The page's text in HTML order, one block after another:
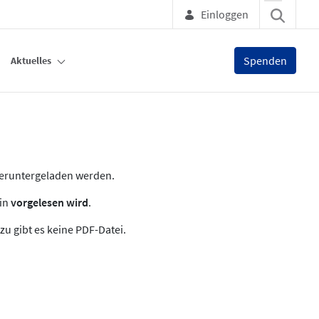
Einloggen
Aktuelles Spenden
werden.
vorgelesen wird.
gibt es keine PDF-Datei.